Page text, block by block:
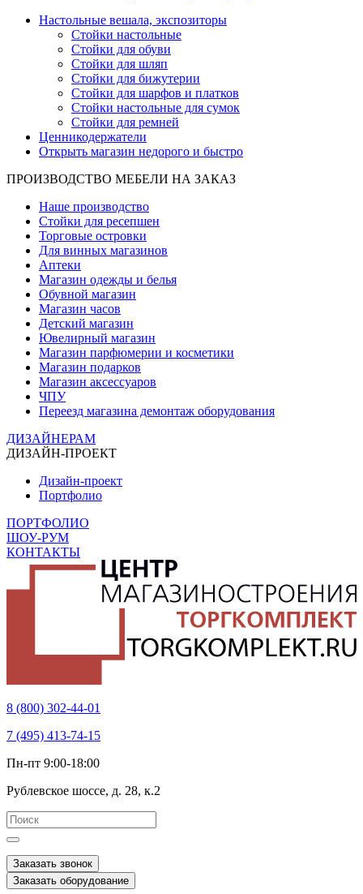
Настольные вешала, экспозиторы
Стойки настольные
Стойки для обуви
Стойки для шляп
Стойки для бижутерии
Стойки для шарфов и платков
Стойки настольные для сумок
Стойки для ремней
Ценникодержатели
Открыть магазин недорого и быстро
ПРОИЗВОДСТВО МЕБЕЛИ НА ЗАКАЗ
Наше производство
Стойки для ресепшен
Торговые островки
Для винных магазинов
Аптеки
Магазин одежды и белья
Обувной магазин
Магазин часов
Детский магазин
Ювелирный магазин
Магазин парфюмерии и косметики
Магазин подарков
Магазин аксессуаров
ЧПУ
Переезд магазина демонтаж оборудования
ДИЗАЙНЕРАМ
ДИЗАЙН-ПРОЕКТ
Дизайн-проект
Портфолио
ПОРТФОЛИО
ШОУ-РУМ
КОНТАКТЫ
8 (800) 302-44-01
7 (495) 413-74-15
Пн-пт 9:00-18:00
Рублевское шоссе, д. 28, к.2
Заказать звонок
Заказать оборудование